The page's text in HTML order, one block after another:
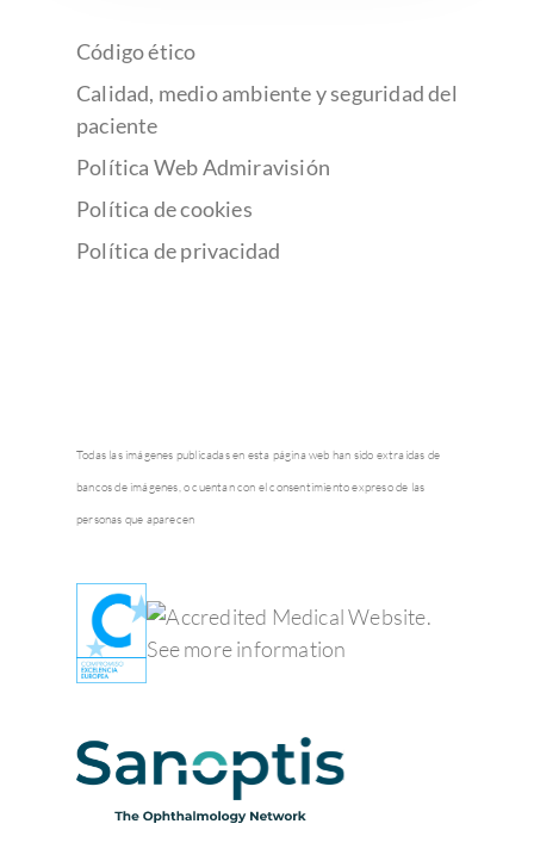
Código ético
Calidad, medio ambiente y seguridad del
paciente
Política Web Admiravisión
Política de cookies
Política de privacidad
Todas las imágenes publicadas en esta página web han sido extraídas de
bancos de imágenes, o cuentan con el consentimiento expreso de las
personas que aparecen